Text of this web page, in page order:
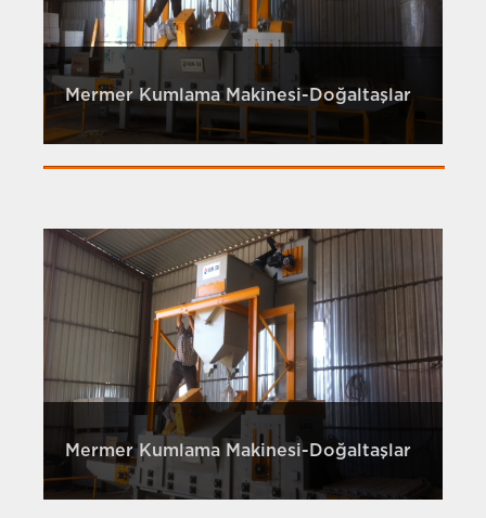
Mermer Kumlama Makinesi-Doğaltaşlar
Mermer Kumlama Makinesi-Doğaltaşlar